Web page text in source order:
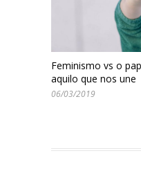
Feminismo vs o
aquilo que nos une
06/03/2019